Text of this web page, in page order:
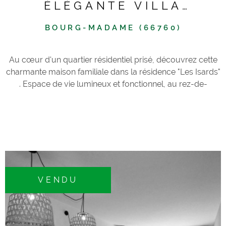
ÉLÉGANTE VILLA
CHAMBRES
BOURG-MADAME (66760)
Au cœur d'un quartier résidentiel prisé, découvrez cette
charmante maison familiale dans la résidence "Les Isards"
. Espace de vie lumineux et fonctionnel, au rez-de-
Espace extérieur privilégié, profitez d'une terrasse et
jardin privatif de 30m² exposé plein sud, idéal pour vos
moments de détente en famille. Un garage/buanderie de
21m² est également présent. Espace nuit confortable à
l'étage, un hall de dégagement dessert quatre chambres
doubles avec placards intégrés. Deux d'entre elles,
VENDU